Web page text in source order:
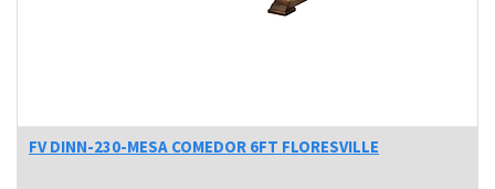
FV DINN-230-MESA COMEDOR 6FT FLORESVILLE